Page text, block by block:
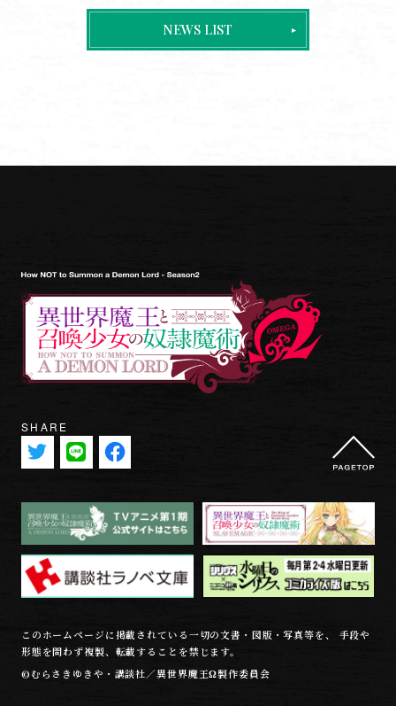
NEWS LIST
SHARE
このホームページに掲載されている一切の文書・図版・写真等を、 手段や
形態を問わず複製、転載することを禁じます。
©むらさきゆきや・講談社／異世界魔王Ω製作委員会